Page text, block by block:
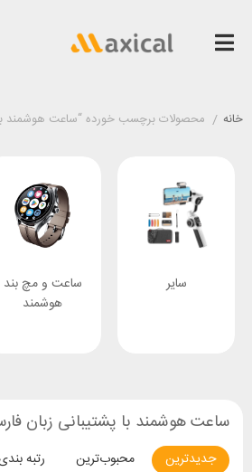
خانه / محصولات برچسب خورده “ساعت هوشمند با
سایر
ساعت و مچ بند
هوشمند
ساعت هوشمند با پشتیبانی زبان
جدیدترین محبوب‌ترین رتبه